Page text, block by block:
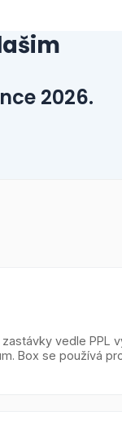
2026.
vedle PPL
Box se používá